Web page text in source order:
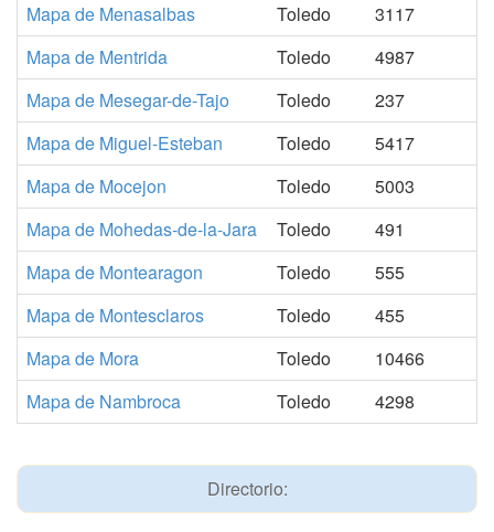
Mapa de Menasalbas
Toledo
3117
Mapa de Mentrida
Toledo
4987
Mapa de Mesegar-de-Tajo
Toledo
237
Mapa de Miguel-Esteban
Toledo
5417
Mapa de Mocejon
Toledo
5003
Mapa de Mohedas-de-la-Jara
Toledo
491
Mapa de Montearagon
Toledo
555
Mapa de Montesclaros
Toledo
455
Mapa de Mora
Toledo
10466
Mapa de Nambroca
Toledo 4298
Directorio: